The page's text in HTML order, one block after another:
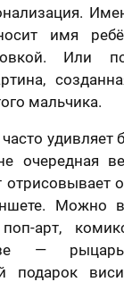
имя
Или
мальчика.
удивляет
очередная
Можно
арт,
— рыцарь,
подарок